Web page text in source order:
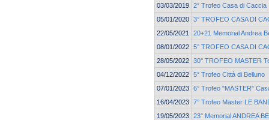
03/03/2019 2° Trofeo Casa di Caccia
05/01/2020 3° TROFEO CASA DI
22/05/2021
20+21 Memorial Andrea
08/01/2022 5° TROFEO CASA DI
28/05/2022 30° TROFEO MASTER
04/12/2022 5° Trofeo Città di Belluno
07/01/2023 6° Trofeo "MASTER"
16/04/2023 7° Trofeo Master LE
19/05/2023 23° Memorial ANDREA